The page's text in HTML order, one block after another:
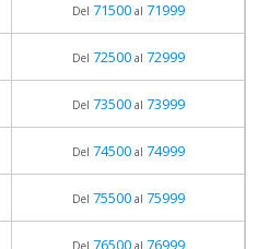
Del 71500al 71999
Del 72500al 72999
Del 73500al 73999
Del 74500al 74999
Del 75500al 75999
Del 76500al 76999